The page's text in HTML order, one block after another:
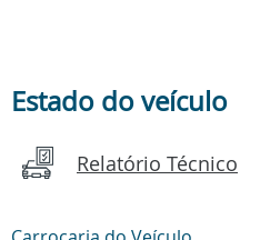
Estado do veículo
Relatório Técnico